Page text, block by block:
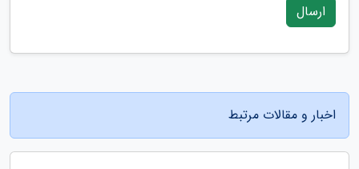
ارسال
اخبار و مقالات مرتبط